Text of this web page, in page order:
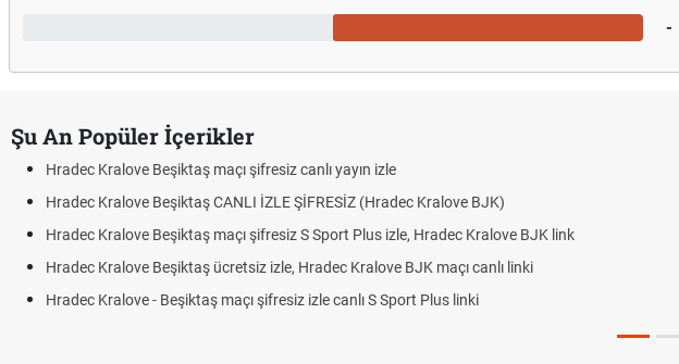
-
Şu An Popüler İçerikler
Hradec Kralove Beşiktaş maçı şifresiz canlı yayın izle
Hradec Kralove Beşiktaş CANLI İZLE ŞİFRESİZ (Hradec Kralove BJK)
Hradec Kralove Beşiktaş maçı şifresiz S Sport Plus izle, Hradec Kralove BJK link
Hradec Kralove Beşiktaş ücretsiz izle, Hradec Kralove BJK maçı canlı linki
Hradec Kralove - Beşiktaş maçı şifresiz izle canlı S Sport Plus linki